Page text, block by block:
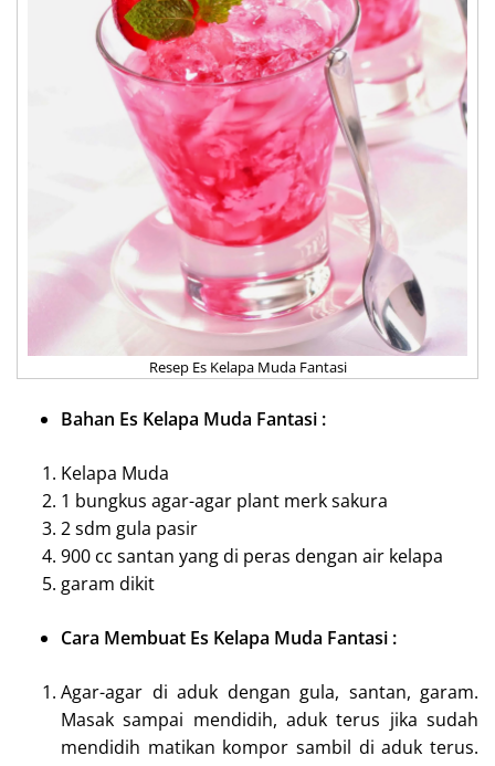
Resep Es Kelapa Muda Fantasi
Bahan Es Kelapa Muda Fantasi :
Kelapa Muda
1 bungkus agar-agar plant merk sakura
2 sdm gula pasir
900 cc santan yang di peras dengan air kelapa
garam dikit
Cara Membuat Es Kelapa Muda Fantasi :
Agar-agar di aduk dengan gula, santan, garam.
Masak sampai mendidih, aduk terus jika sudah
mendidih matikan kompor sambil di aduk terus.